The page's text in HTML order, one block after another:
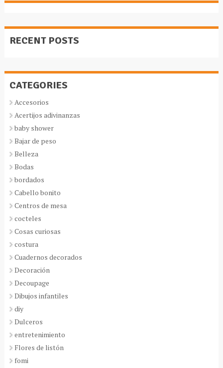
RECENT POSTS
CATEGORIES
Accesorios
Acertijos adivinanzas
baby shower
Bajar de peso
Belleza
Bodas
bordados
Cabello bonito
Centros de mesa
cocteles
Cosas curiosas
costura
Cuadernos decorados
Decoración
Decoupage
Dibujos infantiles
diy
Dulceros
entretenimiento
Flores de listón
fomi